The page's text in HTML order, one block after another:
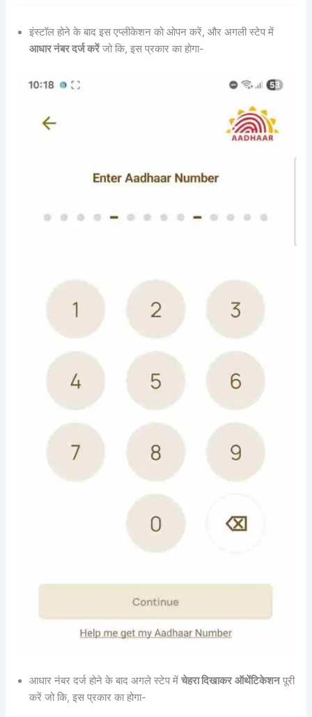
इंस्टॉल होने के बाद इस एप्लीकेशन को ओपन करें, और अगली स्टेप में
आधार नंबर दर्ज करेंजो कि, इस प्रकार का होगा-
आधार नंबर दर्ज होने के बाद अगले स्टेप मेंचेहरा दिखाकर ऑथेंटिकेशनपूरी
करें जो कि, इस प्रकार का होगा-